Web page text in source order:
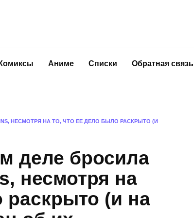
Комиксы Аниме Списки Обратная связь
НЕСМОТРЯ НА ТО, ЧТО ЕЕ ДЕЛО БЫЛО РАСКРЫТО (И
деле бросила
несмотря на
раскрыто (и на